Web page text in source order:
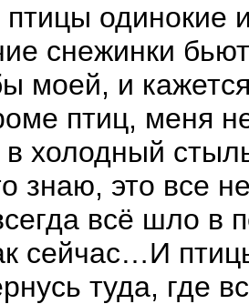
птицы одинокие
снежинки
моей, и
птиц, меня
в холодный
знаю, это все
всё шло в
сейчас…И
туда, где